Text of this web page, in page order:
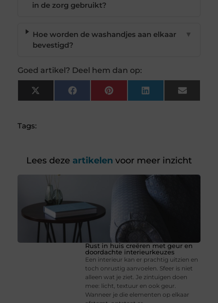
in de zorg gebruikt?
Hoe worden de washandjes aan elkaar
bevestigd?
▼
Goed artikel? Deel hem dan op:
X
(Twitter)
FacebookPinterest LinkedIn Email
Tags:
Lees deze artikelen voor meer inzicht
Rust in huis creëren met geur en
doordachte interieurkeuzes
Een interieur kan er prachtig uitzien en
toch onrustig aanvoelen. Sfeer is niet
alleen wat je ziet. Je zintuigen doen
mee: licht, textuur en ook geur.
Wanneer je die elementen op elkaar